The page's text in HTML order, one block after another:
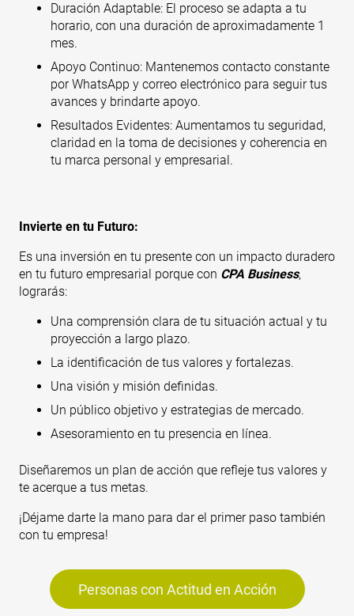
Duración Adaptable: El proceso se adapta a tu
horario, con una duración de aproximadamente 1
mes.
Apoyo Continuo: Mantenemos contacto constante
por WhatsApp y correo electrónico para seguir tus
avances y brindarte apoyo.
Resultados Evidentes: Aumentamos tu seguridad,
claridad en la toma de decisiones y coherencia en
tu marca personal y empresarial.
Invierte en tu Futuro:
Es una inversión en tu presente con un impacto duradero
en tu futuro empresarial porque con CPA Business,
lograrás:
Una comprensión clara de tu situación actual y tu
proyección a largo plazo.
La identificación de tus valores y fortalezas.
Una visión y misión definidas.
Un público objetivo y estrategias de mercado.
Asesoramiento en tu presencia en línea.
Diseñaremos un plan de acción que refleje tus valores y
te acerque a tus metas.
¡Déjame darte la mano para dar el primer paso también
con tu empresa!
Personas con Actitud en Acción